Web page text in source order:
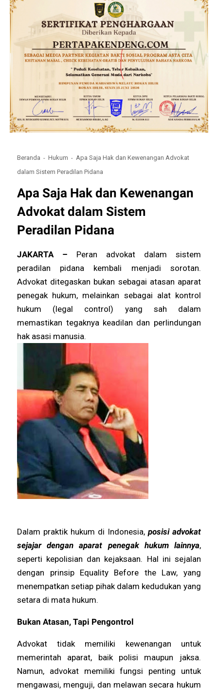
Beranda Hukum
Apa Saja Hak dan Kewenangan Advokat
dalam Sistem Peradilan Pidana
Apa Saja Hak dan Kewenangan
Advokat dalam Sistem
Peradilan Pidana
JAKARTA – Peran advokat dalam sistem
peradilan pidana kembali menjadi sorotan.
Advokat ditegaskan bukan sebagai atasan aparat
penegak hukum, melainkan sebagai alat kontrol
hukum (legal control) yang sah dalam
memastikan tegaknya keadilan dan perlindungan
hak asasi manusia.
Dalam praktik hukum di Indonesia, posisi advokat
sejajar dengan aparat penegak hukum lainnya,
seperti kepolisian dan kejaksaan. Hal ini sejalan
dengan prinsip Equality Before the Law, yang
menempatkan setiap pihak dalam kedudukan yang
setara di mata hukum.
Bukan Atasan, Tapi Pengontrol
Advokat tidak memiliki kewenangan untuk
memerintah aparat, baik polisi maupun jaksa.
Namun, advokat memiliki fungsi penting untuk
mengawasi, menguji, dan melawan secara hukum